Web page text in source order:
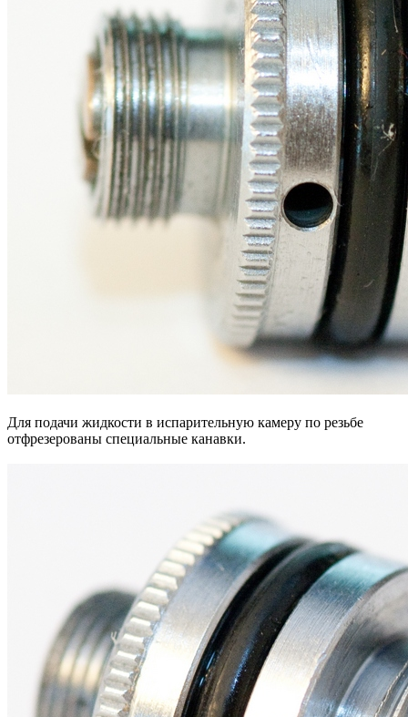
Для подачи жидкости в испарительную камеру по резьбе
отфрезерованы специальные канавки.